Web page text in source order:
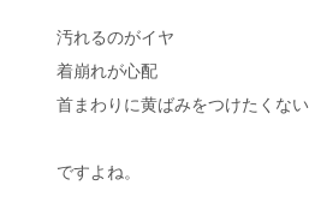
汚れるのがイヤ
着崩れが心配
首まわりに黄ばみをつけたくない
ですよね。